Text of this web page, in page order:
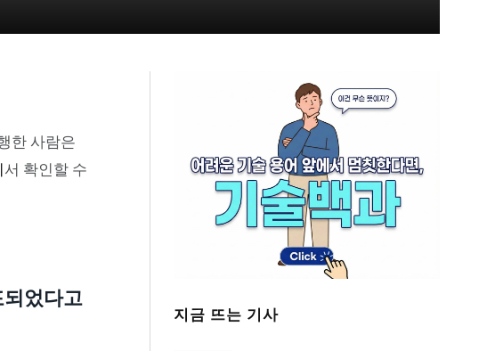
한 사람은
서 확인할 수
었다고
지금 뜨는 기사